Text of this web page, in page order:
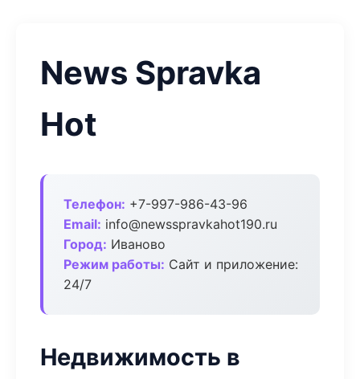
News Spravka
Hot
Телефон: +7-997-986-43-96
Email: info@newsspravkahot190.ru
Город: Иваново
Режим работы: Сайт и приложение:
24/7
Недвижимость в